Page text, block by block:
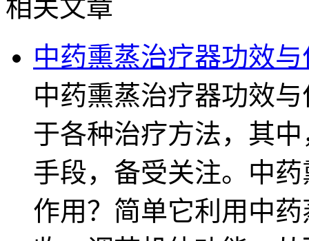
相关文章
中药熏蒸治疗器功效
中药熏蒸治疗器功效
于各种治疗方法，其
手段，备受关注。中
作用？简单它利用中